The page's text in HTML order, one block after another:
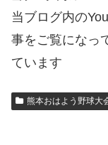
当ブログ内の
事をご覧になっ
ています
熊本おはよう野球大